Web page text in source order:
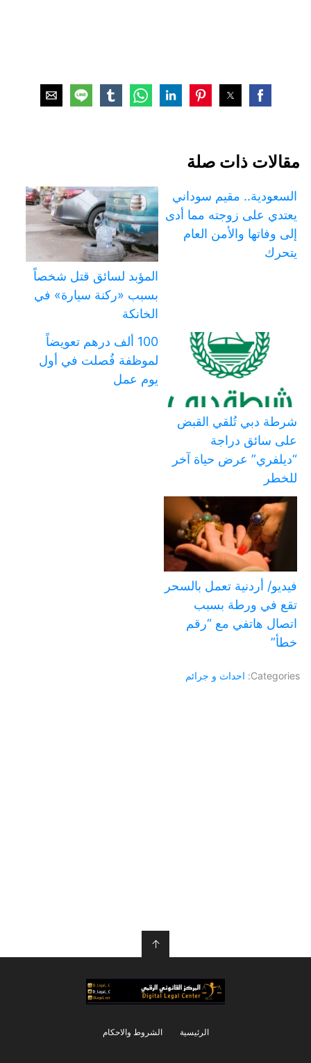
مقالات ذات صلة
السعودية.. مقيم سوداني
يعتدي على زوجته مما أدى
إلى وفاتها والأمن العام
يتحرك
المؤبد لسائق قتل شخصاً
بسبب «ركنة سيارة» في
الخانكة
شرطة دبي تُلقي القبض
على سائق دراجة
“ديلفري” عرض حياة آخر
للخطر
100 ألف درهم تعويضاً
لموظفة فُصلت في أول
يوم عمل
فيديو/ أردنية تعمل بالسحر
تقع في ورطة بسبب
اتصال هاتفي مع “رقم
خطأ”
Categories: احداث و جرائم
↑
الرئيسية الشروط والاحكام